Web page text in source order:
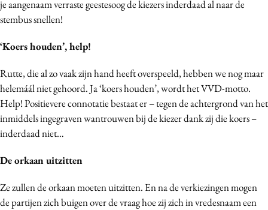
je aangenaam verraste geestesoog de kiezers inderdaad al naar de
stembus snellen!
‘Koers houden’, help!
Rutte, die al zo vaak zijn hand heeft overspeeld, hebben we nog maar
helemáál niet gehoord. Ja ‘koers houden’, wordt het VVD-motto.
Help! Positievere connotatie bestaat er – tegen de achtergrond van het
inmiddels ingegraven wantrouwen bij de kiezer dank zij die koers –
inderdaad niet…
De orkaan uitzitten
Ze zullen de orkaan moeten uitzitten. En na de verkiezingen mogen
de partijen zich buigen over de vraag hoe zij zich in vredesnaam een